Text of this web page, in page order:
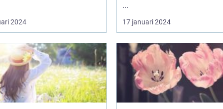
2024
...
17 januari 2024